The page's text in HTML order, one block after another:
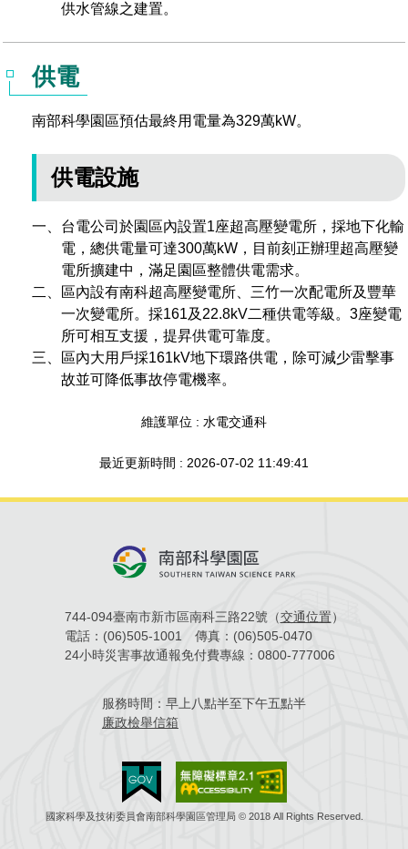
「沙崙生態科學園區生態保育協作平台」公開資訊
電子公文交換
供水管線之建置。
供電
南部科學園區預估最終用電量為329萬kW。
供電設施
一、台電公司於園區內設置1座超高壓變電所，採地下化輸
電，總供電量可達300萬kW，目前刻正辦理超高壓變
電所擴建中，滿足園區整體供電需求。
二、區內設有南科超高壓變電所、三竹一次配電所及豐華
一次變電所。採161及22.8kV二種供電等級。3座變電
所可相互支援，提昇供電可靠度。
三、區內大用戶採161kV地下環路供電，除可減少雷擊事
故並可降低事故停電機率。
維護單位 : 水電交通科
最近更新時間 : 2026-07-02 11:49:41
744-094臺南市新市區南科三路22號（交通位置）
電話： (06)505-1001 傳真： (06)505-0470
24小時災害事故通報免付費專線： 0800-777006
服務時間： 早上八點半至下午五點半
廉政檢舉信箱
國家科學及技術委員會南部科學園區管理局 © 2018 All Rights Reserved.